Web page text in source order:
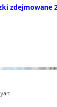
zdejmowane